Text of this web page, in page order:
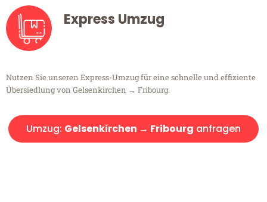
Express Umzug
Nutzen Sie unseren Express-Umzug für eine schnelle und effiziente
Übersiedlung von Gelsenkirchen → Fribourg.
Umzug: Gelsenkirchen → Fribourg anfragen